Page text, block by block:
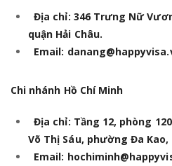
Địa chỉ: 346 Trưng Nữ
quận Hải Châu.
Email:
Chi nhánh Hồ Chí Minh
Địa chỉ: Tầng 12, phòng
Võ Thị Sáu, phường Đa Kao,
Email: